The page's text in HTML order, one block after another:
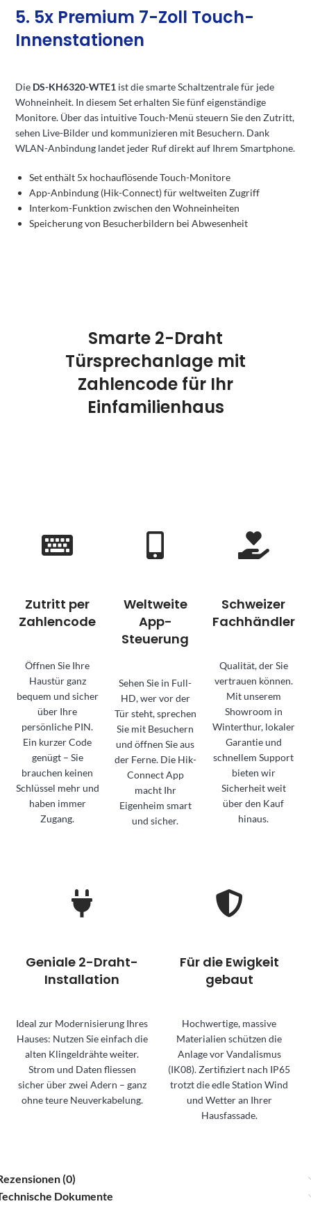
5. 5x Premium 7-Zoll Touch-
Innenstationen
Die DS-KH6320-WTE1 ist die smarte Schaltzentrale für jede
Wohneinheit. In diesem Set erhalten Sie fünf eigenständige
Monitore. Über das intuitive Touch-Menü steuern Sie den Zutritt,
sehen Live-Bilder und kommunizieren mit Besuchern. Dank
WLAN-Anbindung landet jeder Ruf direkt auf Ihrem Smartphone.
Set enthält 5x hochauflösende Touch-Monitore
App-Anbindung (Hik-Connect) für weltweiten Zugriff
Interkom-Funktion zwischen den Wohneinheiten
Speicherung von Besucherbildern bei Abwesenheit
Smarte 2-Draht
Türsprechanlage mit
Zahlencode für Ihr
Einfamilienhaus
Zutritt per
Zahlencode
Öffnen Sie Ihre
Haustür ganz
bequem und sicher
über Ihre
persönliche PIN.
Ein kurzer Code
genügt – Sie
brauchen keinen
Schlüssel mehr und
haben immer
Zugang.
Weltweite
App-
Steuerung
Sehen Sie in Full-
HD, wer vor der
Tür steht, sprechen
Sie mit Besuchern
und öffnen Sie aus
der Ferne. Die Hik-
Connect App
macht Ihr
Eigenheim smart
und sicher.
Schweizer
Fachhändler
Qualität, der Sie
vertrauen können.
Mit unserem
Showroom in
Winterthur, lokaler
Garantie und
schnellem Support
bieten wir
Sicherheit weit
über den Kauf
hinaus.
Geniale 2-Draht-
Installation
Ideal zur Modernisierung Ihres
Hauses: Nutzen Sie einfach die
alten Klingeldrähte weiter.
Strom und Daten fliessen
sicher über zwei Adern – ganz
ohne teure Neuverkabelung.
Für die Ewigkeit
gebaut
Hochwertige, massive
Materialien schützen die
Anlage vor Vandalismus
(IK08). Zertifiziert nach IP65
trotzt die edle Station Wind
und Wetter an Ihrer
Hausfassade.
(0)
Dokumente